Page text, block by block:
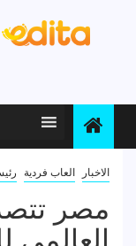
الاخبار العاب فردية
مصر
العالمي